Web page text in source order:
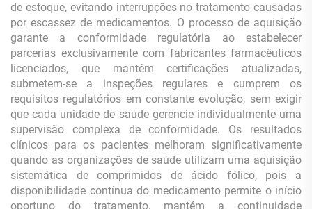
de estoque, evitando interrupções no tratamento causadas
por escassez de medicamentos. O processo de aquisição
garante a conformidade regulatória ao estabelecer
parcerias exclusivamente com fabricantes farmacêuticos
licenciados, que mantêm certificações atualizadas,
submetem-se a inspeções regulares e cumprem os
requisitos regulatórios em constante evolução, sem exigir
que cada unidade de saúde gerencie individualmente uma
supervisão complexa de conformidade. Os resultados
clínicos para os pacientes melhoram significativamente
quando as organizações de saúde utilizam uma aquisição
sistemática de comprimidos de ácido fólico, pois a
disponibilidade contínua do medicamento permite o início
oportuno do tratamento, mantém a continuidade